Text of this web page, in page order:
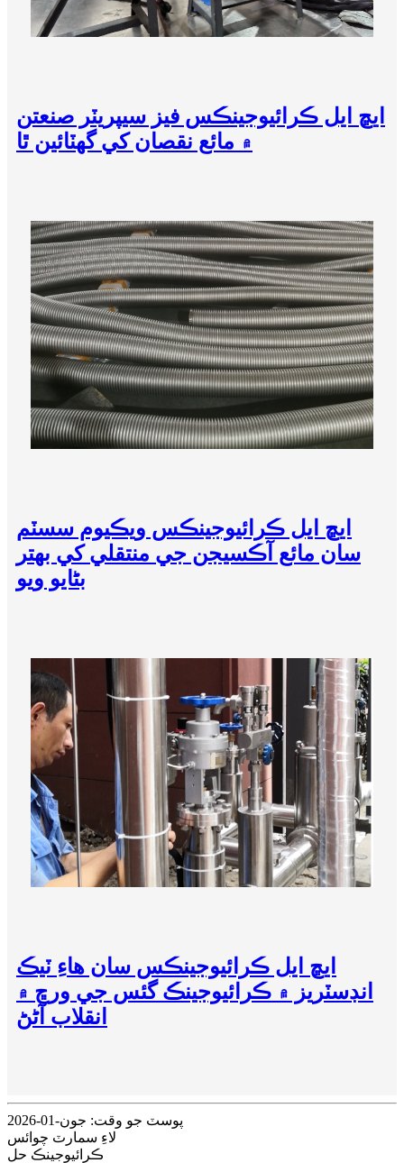
ايڇ ايل ڪرائيوجينڪس فيز سيپريٽر صنعتن
۾ مائع نقصان کي گهٽائين ٿا
ايڇ ايل ڪرائيوجينڪس ويڪيوم سسٽم
سان مائع آڪسيجن جي منتقلي کي بهتر
بڻايو ويو
ايڇ ايل ڪرائيوجينڪس سان هاءِ ٽيڪ
انڊسٽريز ۾ ڪرائيوجينڪ گئس جي ورڇ ۾
انقلاب آڻڻ
پوسٽ جو وقت: جون-01-2026
لاءِ سمارٽ چوائس
ڪرائيوجينڪ حل